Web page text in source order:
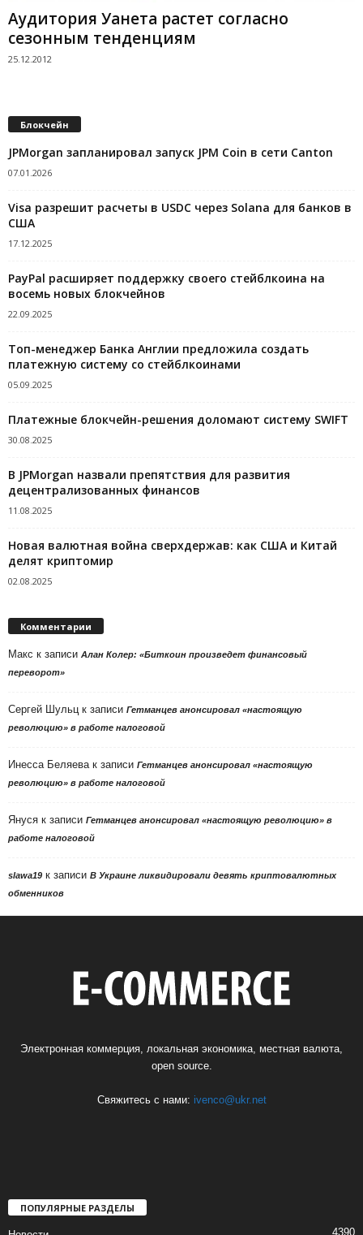
Аудитория Уанета растет согласно
сезонным тенденциям
25.12.2012
Блокчейн
JPMorgan запланировал запуск JPM Coin в сети Canton
07.01.2026
Visa разрешит расчеты в USDC через Solana для банков в
США
17.12.2025
PayPal расширяет поддержку своего стейблкоина на
восемь новых блокчейнов
22.09.2025
Топ-менеджер Банка Англии предложила создать
платежную систему со стейблкоинами
05.09.2025
Платежные блокчейн-решения доломают систему SWIFT
30.08.2025
В JPMorgan назвали препятствия для развития
децентрализованных финансов
11.08.2025
Новая валютная война сверхдержав: как США и Китай
делят криптомир
02.08.2025
Комментарии
Макс к записи Алан Колер: «Биткоин произведет финансовый
переворот»
Сергей Шульцк записи Гетманцев анонсировал «настоящую
революцию» в работе налоговой
Инесса Беляевак записи Гетманцев анонсировал «настоящую
революцию» в работе налоговой
Януся к записи Гетманцев анонсировал «настоящую революцию» в
работе налоговой
slawa19 к записи В Украине ликвидировали девять криптовалютных
обменников
Электронная коммерция, локальная экономика, местная валюта,
open source.
Свяжитесь с нами: ivenco@ukr.net
ПОПУЛЯРНЫЕ РАЗДЕЛЫ
4390